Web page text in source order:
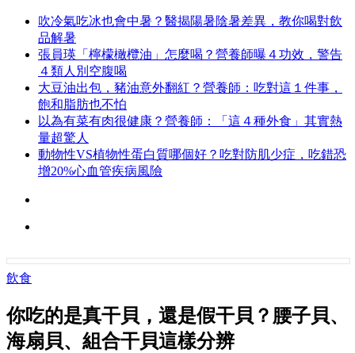
吹冷氣吃冰也會中暑？醫揭陽暑陰暑差異，教你喝對飲
品解暑
張員瑛「檸檬橄欖油」怎麼喝？營養師曝４功效，警告
４類人別空腹喝
大豆油出包，豬油意外翻紅？營養師：吃對這１件事，
飽和脂肪也不怕
以為有菜有肉很健康？營養師：「這４種外食」其實熱
量超驚人
動物性VS植物性蛋白質哪個好？吃對防肌少症，吃錯恐
增20%心血管疾病風險
飲食
你吃的是真干貝，還是假干貝？腰子貝、
海扇貝、組合干貝這樣分辨